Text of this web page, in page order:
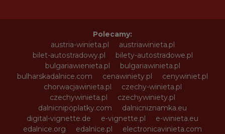
Polecamy:
austria-winieta.pl
austriawinieta.pl
bilet-autostradowy.pl
bilety-autostradowe.pl
bulgariawienieta.pl
bulgariawinieta.pl
bulharskadalnice.com
cenawiniety.pl
cenywiniet.pl
chorwacjawinieta.pl
czechy-winieta.pl
czechywinieta.pl
czechywiniety.pl
dalnicnipoplatky.com
dalnicniznamka.eu
digital-vignette.de
e-vignette.pl
e-winieta.eu
edalnice.org
edalnice.pl
electronicavinieta.com